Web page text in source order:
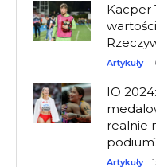
Kacper
Artykuły
IO
realnie
Artykuły